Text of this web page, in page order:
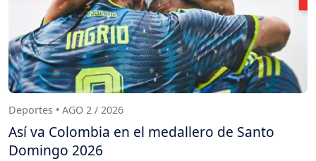
Deportes • AGO 2 / 2026
Así va Colombia en el medallero de Santo
Domingo 2026